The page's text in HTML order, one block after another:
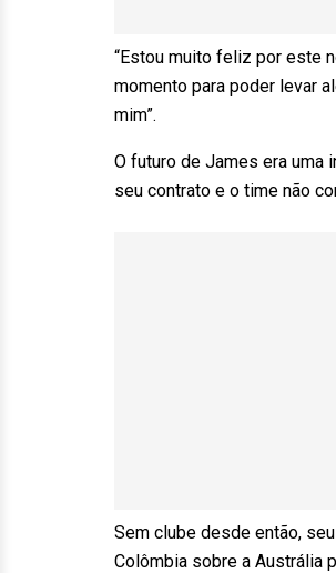
“Estou muito feliz por este
momento para poder levar
mim”.
O futuro de James era uma
seu contrato e o time não
Sem clube desde então,
Colômbia sobre a Austrália